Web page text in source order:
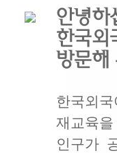
안녕하
한국외
방문해
한국외
재교육
인구가